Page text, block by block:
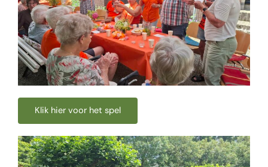
Klik hier voor het spel